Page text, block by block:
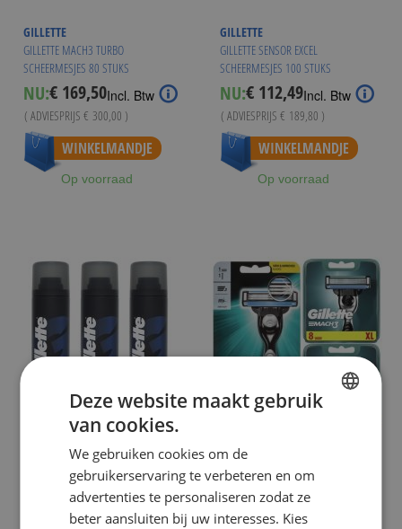
GILLETTE
GILLETTE MACH3 TURBO
SCHEERMESJES 80 STUKS
NU:Special
Price
€ 169,50Incl. Btw
( ADVIESPRIJS € 300,00 )
WINKELMANDJE
Op voorraad
GILLETTE
GILLETTE SENSOR EXCEL
SCHEERMESJES 100 STUKS
NU:Special
Price
€ 112,49Incl. Btw
( ADVIESPRIJS € 189,80 )
WINKELMANDJE
Op voorraad
GILLETTE SCHEERSCHUIM NORMALE
HUID 3X300ML
GILLETTE
GILLETTE COMBI MACH3
SCHEERSYSTEEM INCL 17 MESJES
Deze website maakt gebruik
van cookies.
We gebruiken cookies om de
gebruikerservaring te verbeteren en om
advertenties te personaliseren zodat ze
beter aansluiten bij uw interesses. Kies